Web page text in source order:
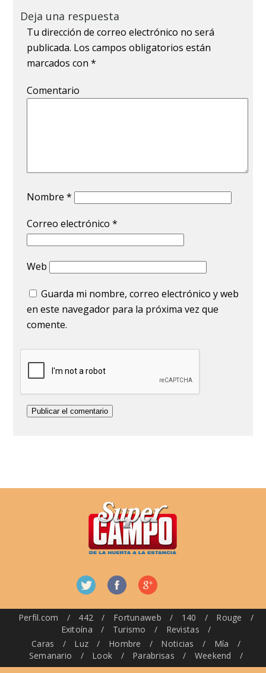
Deja una respuesta
Tu dirección de correo electrónico no será
publicada. Los campos obligatorios están
marcados con*
Comentario
Nombre*
Correo electrónico*
Web
Guarda mi nombre, correo electrónico y web
en este navegador para la próxima vez que
comente.
Perfil.com / 442 / Fortunaweb / 140 / Rouge
/
Exitoína
/ Turismo / Revistas
/
Caras
/ Luz / Hombre / Noticias / Mía
/
Semanario
/ Look / Parabrisas / Weekend /